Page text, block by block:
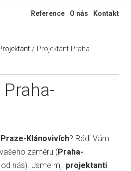
Reference O nás Kontakt
/ Projektant Praha-
Praze-Klánovivích? Rádi Vám
záměru (Praha-
nás). Jsme mj. projektanti